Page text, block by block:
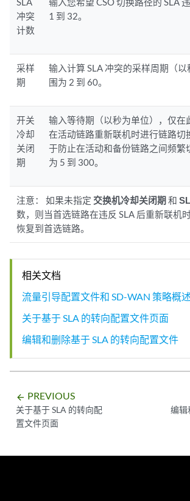
冲突
计数
1 到 32。
采样
期
输入计算 SLA 冲突的采样周期（
围为 2 到 60。
开关
冷却
关闭
期
输入等待期（以秒为单位），仅在
在活动链路重新联机时进行链路切
于防止在活动和备份链路之间频繁
为 5 到 300。
注意： 如果未指定 交换机冷却关闭期和
数，则当首选链路在违反 SLA 后重新联机
恢复到首选链路。
相关文档
流量引导配置文件和 SD-WAN 策略概述
关于基于 SLA 的转向配置文件页面
编辑和删除基于 SLA 的转向配置文件
arrow_backward PREVIOUS
关于基于 SLA 的转向配
置文件页面
编辑